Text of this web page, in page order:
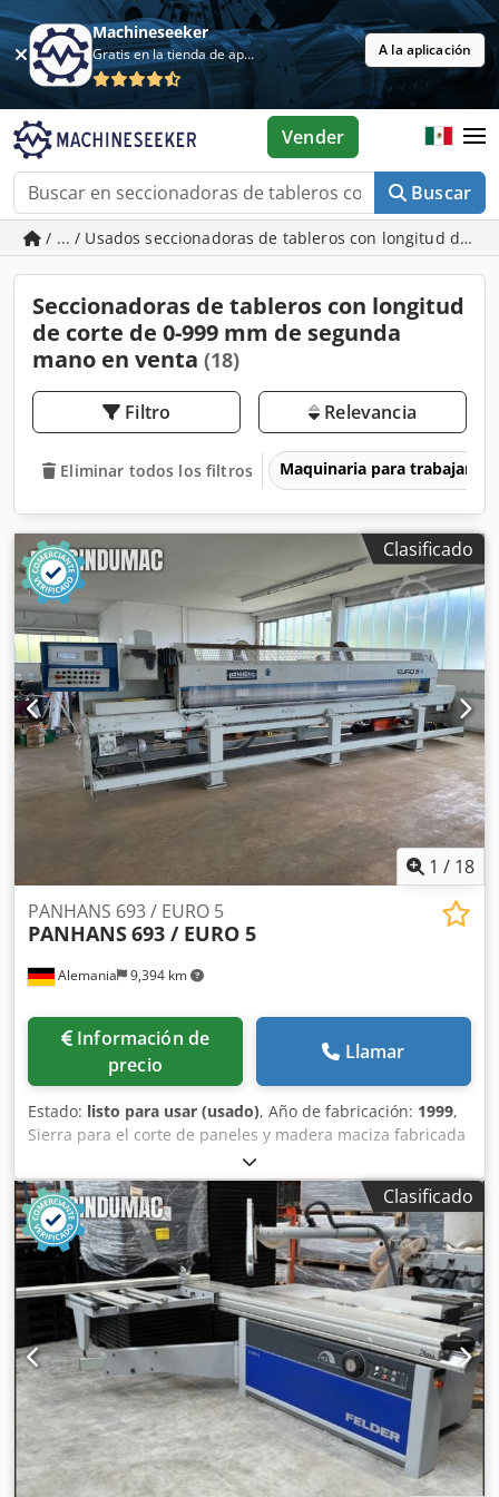
Machineseeker
Gratis en la tienda de aplicaciones A la aplicación
Buscar
Vender
/ ... / Usados seccionadoras de tableros con longitud de
Seccionadoras de tableros con longitud
de corte de 0-999 mm de segunda
mano en venta (18)
Filtro Relevancia
Eliminar todos los filtros Maquinaria para trabajar la
Clasificado
1 / 18
Alemania 9,394 km
PANHANS 693 / EURO 5
PANHANS693 / EURO 5
Información de
precio
Llamar
Estado: listo para usar (usado), Año de fabricación: 1999,
Sierra para el corte de paneles y madera maciza fabricada
en 1999. Esta PANHANS 693 / EURO 5 cuenta con una
anchura máxima de corte de 4200 mm y está equipada con
una mesa con colchón de aire para una mayor eficiencia.
La máquina incluye una sierra principal, una sierra de
incisión y un sistema de alimentación automática. Si busca
una solución de corte de paneles de alta calidad,
considere la máquina PANHANS 693 / EURO 5 que
tenemos a la venta. Póngase en contacto con nosotros para
obtener más detalles. PANHANS 693 / EURO 5 Cedpfx
Acszp Nzmsnorf • Tipo de máquina: Sierra para corte de
paneles y madera maciza • Tensión nominal: 400 V • Tipo
de corriente: CA trifásica • Corriente de funcionamiento: 34
A • Frecuencia: 50 Hz • Tensión de control: 24 V CA/CC •
Fusible de seguridad: 35 A • Presión neumática máxima: 8
bar • Marca de la unidad de control: ELINDE • Modelo de la
Clasificado